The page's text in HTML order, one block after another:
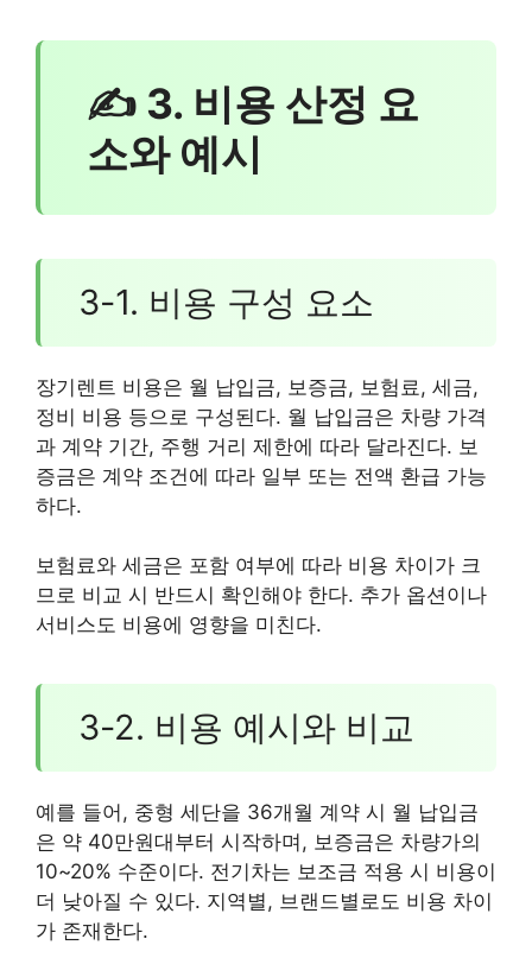
✍ 3. 비용 산정 요
소와 예시
3-1. 비용 구성 요소
장기렌트 비용은 월 납입금, 보증금, 보험료, 세금,
정비 비용 등으로 구성된다. 월 납입금은 차량 가격
과 계약 기간, 주행 거리 제한에 따라 달라진다. 보
증금은 계약 조건에 따라 일부 또는 전액 환급 가능
하다.
보험료와 세금은 포함 여부에 따라 비용 차이가 크
므로 비교 시 반드시 확인해야 한다. 추가 옵션이나
서비스도 비용에 영향을 미친다.
3-2. 비용 예시와 비교
예를 들어, 중형 세단을 36개월 계약 시 월 납입금
은 약 40만원대부터 시작하며, 보증금은 차량가의
10~20% 수준이다. 전기차는 보조금 적용 시 비용이
더 낮아질 수 있다. 지역별, 브랜드별로도 비용 차이
가 존재한다.